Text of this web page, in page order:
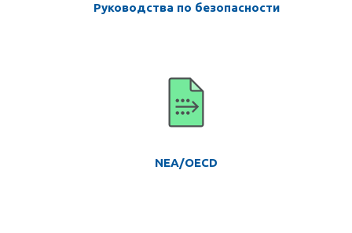
Руководства по безопасности
NEA/OECD